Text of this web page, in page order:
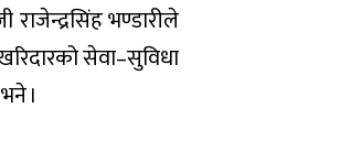
भण्डारीले
सेवा–सुविधा
।